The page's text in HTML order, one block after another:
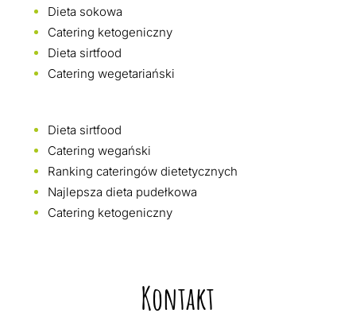
Dieta sokowa
Catering ketogeniczny
Dieta sirtfood
Catering wegetariański
Dieta sirtfood
Catering wegański
Ranking cateringów dietetycznych
Najlepsza dieta pudełkowa
Catering ketogeniczny
Kontakt